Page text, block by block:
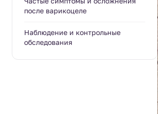
после варикоцеле
Наблюдение и контрольные
обследования